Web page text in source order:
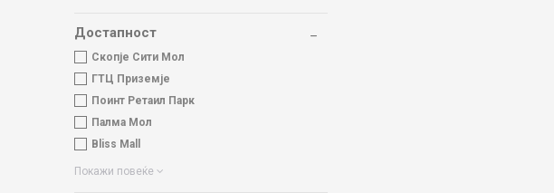
Достапност
Скопје Сити Мол
ГТЦ Приземје
Поинт Ретаил Парк
Палма Мол
Bliss Mall
Покажи повеќе